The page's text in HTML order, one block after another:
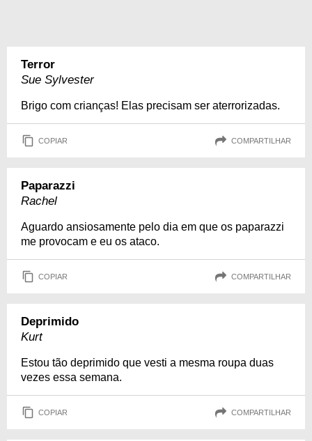
Terror
Sue Sylvester
Brigo com crianças! Elas precisam ser aterrorizadas.
COPIAR COMPARTILHAR
Paparazzi
Rachel
Aguardo ansiosamente pelo dia em que os paparazzi
me provocam e eu os ataco.
COPIAR COMPARTILHAR
Deprimido
Kurt
Estou tão deprimido que vesti a mesma roupa duas
vezes essa semana.
COPIAR COMPARTILHAR